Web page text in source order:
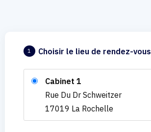
1 Choisir le lieu de rendez-vous
Cabinet 1
Rue Du Dr Schweitzer
17019 La Rochelle